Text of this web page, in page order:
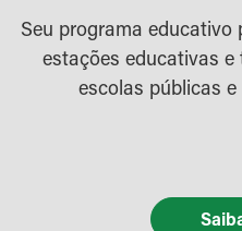
Seu programa educativo
estações educativas
escolas públicas